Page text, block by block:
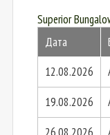
Superior
Дата
12.08.2026
19.08.2026